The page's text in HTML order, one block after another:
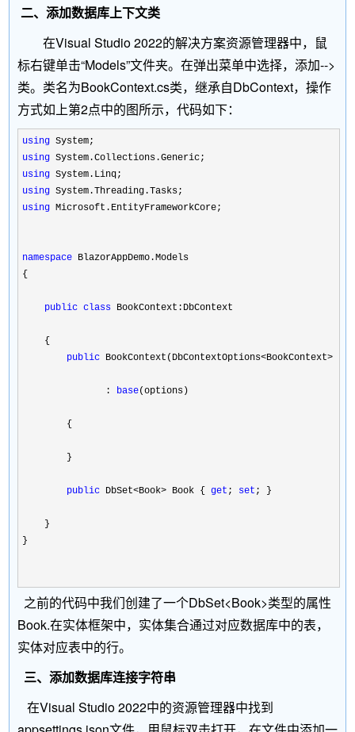
二、添加数据库上下文类
在Visual Studio 2022的解决方案资源管理器中，鼠
标右键单击“Models”文件夹。在弹出菜单中选择，添加-->
类。类名为BookContext.cs类，继承自DbContext，操作
方式如上第2点中的图所示，代码如下：
using
using
using
using
using Microsoft.EntityFrameworkCore;
namespace BlazorAppDemo.Models
{
public class BookContext:DbContext
    {
public BookContext(DbContextOptions<BookContext>
               :
base(options)
        {
        }
public DbSet<Book> Book { get ; set ; }
    }
}
之前的代码中我们创建了一个DbSet<Book>类型的属性
Book.在实体框架中，实体集合通过对应数据库中的表，
实体对应表中的行。
三、添加数据库连接字符串
在Visual Studio 2022中的资源管理器中找到